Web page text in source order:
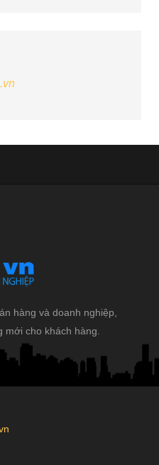
hàng và doanh nghiệp,
cho khách hàng.